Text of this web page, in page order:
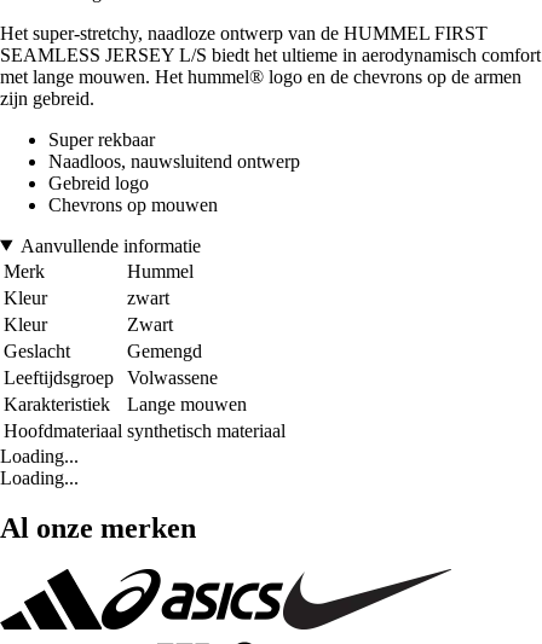
Het super-stretchy, naadloze ontwerp van de HUMMEL FIRST
SEAMLESS JERSEY L/S biedt het ultieme in aerodynamisch comfort
met lange mouwen. Het hummel® logo en de chevrons op de armen
zijn gebreid.
Super rekbaar
Naadloos, nauwsluitend ontwerp
Gebreid logo
Chevrons op mouwen
Aanvullende informatie
Merk
Hummel
Kleur
zwart
Kleur
Zwart
Geslacht
Gemengd
Leeftijdsgroep
Volwassene
Karakteristiek
Lange mouwen
Hoofdmateriaal synthetisch materiaal
Loading...
Loading...
Al onze merken